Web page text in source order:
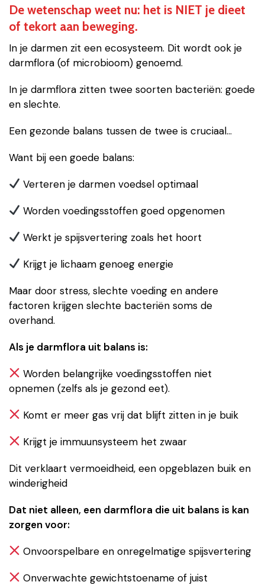
De wetenschap weet nu: het is NIET je dieet
of tekort aan beweging.
In je darmen zit een ecosysteem. Dit wordt ook je
darmflora (of microbioom) genoemd.
In je darmflora zitten twee soorten bacteriën: goede
en slechte.
Een gezonde balans tussen de twee is cruciaal…
Want bij een goede balans:
Verteren je darmen voedsel optimaal
Worden voedingsstoffen goed opgenomen
Werkt je spijsvertering zoals het hoort
Krijgt je lichaam genoeg energie
Maar door stress, slechte voeding en andere
factoren krijgen slechte bacteriën soms de
overhand.
Als je darmflora uit balans is:
Worden belangrijke voedingsstoffen niet
opnemen (zelfs als je gezond eet).
Komt er meer gas vrij dat blijft zitten in je buik
Krijgt je immuunsysteem het zwaar
Dit verklaart vermoeidheid, een opgeblazen buik en
winderigheid
Dat niet alleen, een darmflora die uit balans is kan
zorgen voor:
Onvoorspelbare en onregelmatige spijsvertering
Onverwachte gewichtstoename of juist